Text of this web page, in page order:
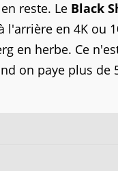
reste. Le Black
en 4K ou
en herbe. Ce
on paye plus de